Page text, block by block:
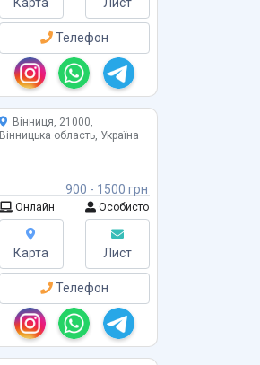
Карта Лист
Телефон
900 - 1500 грн
Вінниця, 21000,
Вінницька область, Україна
Онлайн Особисто
Карта Лист
Телефон